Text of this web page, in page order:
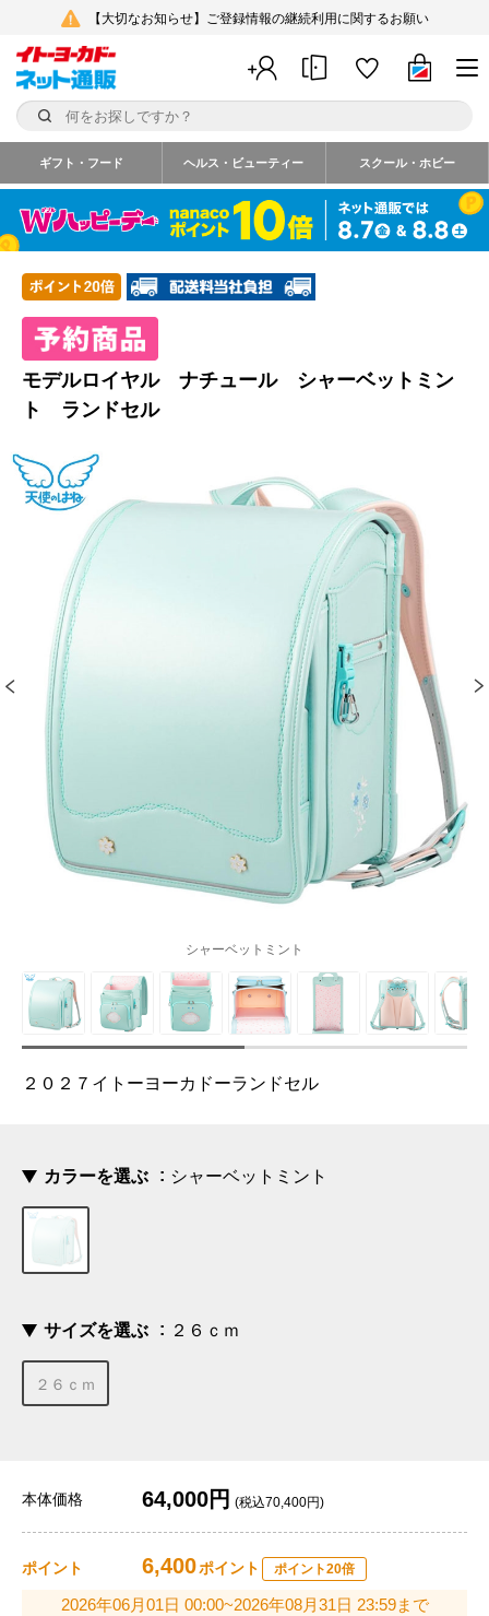
【大切なお知らせ】ご登録情報の継続利用に関するお願い
ギフト・フード ヘルス・ビューティー スクール・ホビー
モデルロイヤル ナチュール シャーベットミン
ト ランドセル
シャーベットミント
２０２７イトーヨーカドーランドセル
カラーを選ぶ シャーベットミント
サイズを選ぶ ２６ｃｍ
２６ｃｍ
本体価格 64,000円 (税込70,400円)
ポイント 6,400ポイント ポイント20倍
2026年06月01日 00:00~2026年08月31日 23:59まで